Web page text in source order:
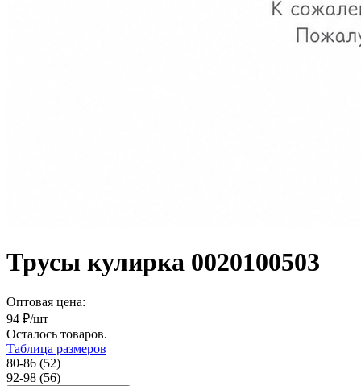
Трусы кулирка 0020100503
Оптовая цена:
94 ₽/шт
Осталось товаров.
Таблица размеров
80-86 (52)
92-98 (56)